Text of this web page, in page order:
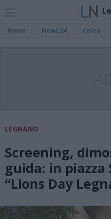
Home News 24 Cerca
LEGNANO
Screening,
guida: in piazza
“Lions Day